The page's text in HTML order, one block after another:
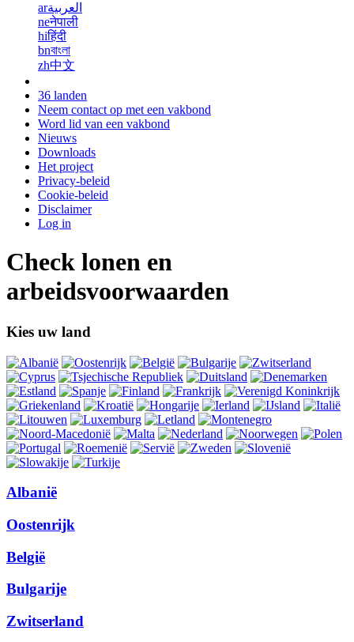
arالعربية
neनेपाली
hiहिंदी
bnবাংলা
zh中文
36 landen
Neem contact op met een vakbond
Word lid van een vakbond
Nieuws
Downloads
Het project
Privacy-beleid
Cookie-beleid
Disclaimer
Log in
Check lonen en
arbeidsvoorwaarden
Kies uw land
Albanië
Oostenrijk
België
Bulgarije
Zwitserland